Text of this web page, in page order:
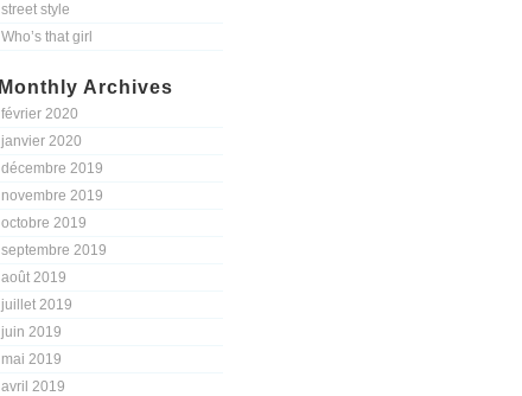
street style
Who’s that girl
Monthly Archives
février 2020
janvier 2020
décembre 2019
novembre 2019
octobre 2019
septembre 2019
août 2019
juillet 2019
juin 2019
mai 2019
avril 2019